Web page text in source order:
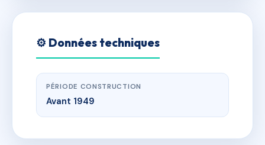
⚙️ Données techniques
PÉRIODE CONSTRUCTION
Avant 1949